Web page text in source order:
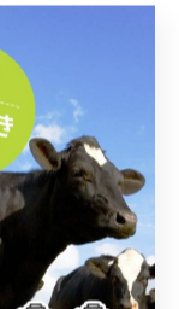
性化やまちづ
動への参加が
住民の意識向
続可能な地域